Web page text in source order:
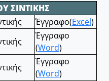
ΣΙΝΤΙΚΗΣ
Έγγραφο(Excel)
Έγγραφο
(Word)
Έγγραφο
(Word)